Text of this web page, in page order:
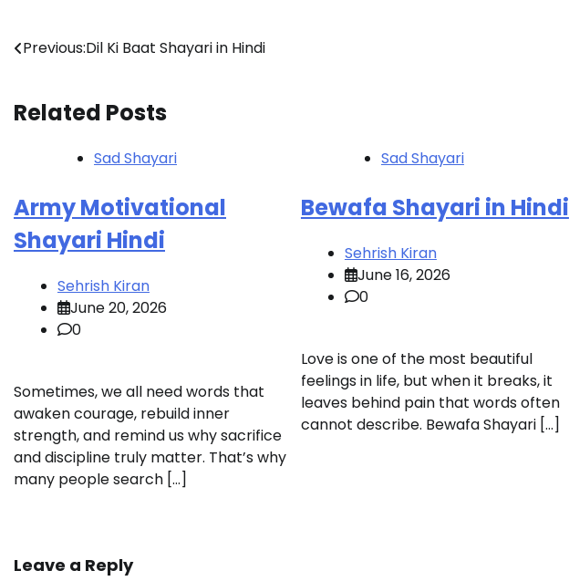
Post
Previous:Dil Ki Baat Shayari in Hindi
Related Posts
Sad Shayari
Army Motivational
Shayari Hindi
Sehrish Kiran
June 20, 2026
0
Sometimes, we all need words that
awaken courage, rebuild inner
strength, and remind us why sacrifice
and discipline truly matter. That’s why
many people search […]
Sad Shayari
Bewafa Shayari in Hindi
Sehrish Kiran
June 16, 2026
0
Love is one of the most beautiful
feelings in life, but when it breaks, it
leaves behind pain that words often
cannot describe. Bewafa Shayari […]
Leave a Reply